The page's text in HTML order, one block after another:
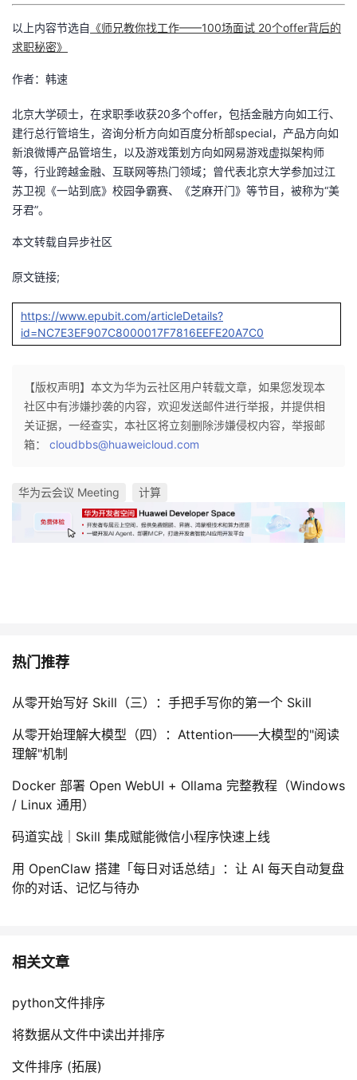
以上内容节选自 《师兄教你找工作——100场面试 20个offer背后的
求职秘密》
作者：韩速
北京大学硕士，在求职季收获20多个offer，包括金融方向如工行、
建行总行管培生，咨询分析方向如百度分析部special，产品方向如
新浪微博产品管培生，以及游戏策划方向如网易游戏虚拟架构师
等，行业跨越金融、互联网等热门领域；曾代表北京大学参加过江
苏卫视《一站到底》校园争霸赛、《芝麻开门》等节目，被称为“美
牙君”。
本文转载自异步社区
原文链接;
https://www.epubit.com/articleDetails?
id=NC7E3EF907C8000017F7816EEFE20A7C0
【版权声明】本文为华为云社区用户转载文章，如果您发现本
社区中有涉嫌抄袭的内容，欢迎发送邮件进行举报，并提供相
关证据，一经查实，本社区将立刻删除涉嫌侵权内容，举报邮
箱： cloudbbs@huaweicloud.com
华为云会议 Meeting 计算
热门推荐
从零开始写好 Skill（三）：手把手写你的第一个 Skill
从零开始理解大模型（四）：Attention——大模型的"阅读
理解"机制
Docker 部署 Open WebUI + Ollama 完整教程（Windows
/ Linux 通用）
码道实战｜Skill 集成赋能微信小程序快速上线
用 OpenClaw 搭建「每日对话总结」：让 AI 每天自动复盘
你的对话、记忆与待办
相关文章
python文件排序
将数据从文件中读出并排序
文件排序 (拓展)